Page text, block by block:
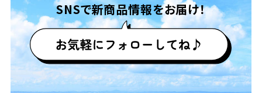
SNSで新商品情報をお届け！